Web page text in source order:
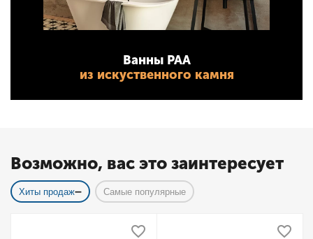
Ванны PAA
из искуственного камня
Возможно, вас это заинтересует
Хиты продаж Самые популярные